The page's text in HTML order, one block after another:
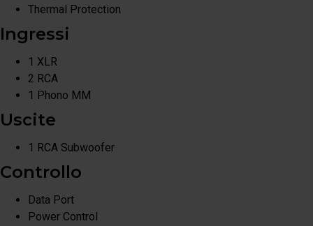
Thermal Protection
Ingressi
1 XLR
2 RCA
1 Phono MM
Uscite
1 RCA Subwoofer
Controllo
Data Port
Power Control